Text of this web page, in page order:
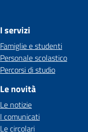
I servizi
Famiglie e studenti
Personale scolastico
Percorsi di studio
Le novità
Le notizie
I comunicati
Le circolari